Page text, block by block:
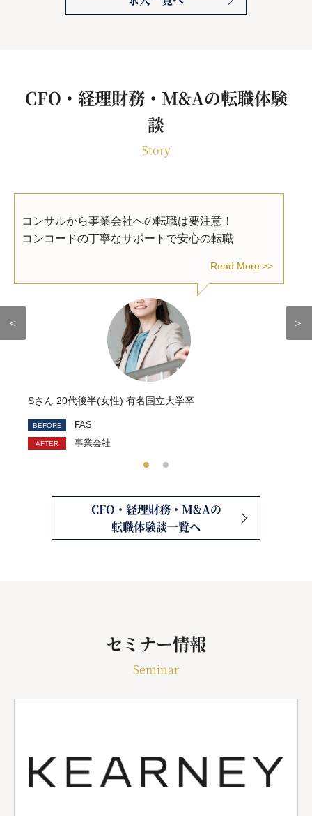
CFO・経理財務・M&Aの転職体験
談
Story
＜
コンサルから事業会社への転職は要注意！
コンコードの丁寧なサポートで安心の転職
Read More
Sさん 20代後半(女性) 有名国立大学卒
FAS
事業会社
＞
CFO・経理財務・M&Aの
転職体験談一覧へ
セミナー情報
Seminar